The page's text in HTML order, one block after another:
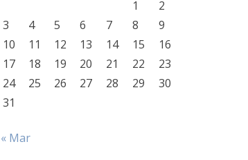
1
2
3
4 5 6 7 8
9
10
11 12 13 14 15
16
17
18 19 20 21 22
23
24
25 26 27 28 29
30
31
« Mar